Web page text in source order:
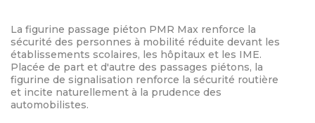
La figurine passage piéton PMR Max renforce la
sécurité des personnes à mobilité réduite devant les
établissements scolaires, les hôpitaux et les IME.
Placée de part et d'autre des passages piétons, la
figurine de signalisation renforce la sécurité routière
et incite naturellement à la prudence des
automobilistes.